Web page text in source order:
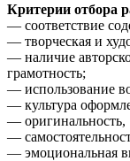
Критерии отбора
— соответствие
— творческая и
— наличие
грамотность;
— использование
— культура
— оригинальность,
—
— эмоциональная